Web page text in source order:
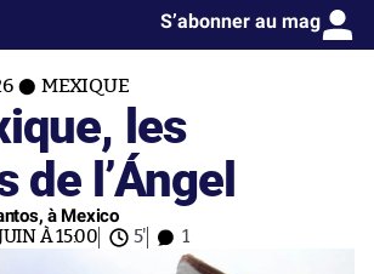
S’abonner au mag
MEXIQUE
les
de l’Ángel
à Mexico
À 15:00 5' 1